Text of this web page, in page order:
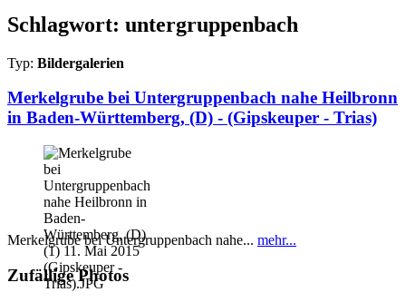
Schlagwort: untergruppenbach
Typ: Bildergalerien
Merkelgrube bei Untergruppenbach nahe Heilbronn
in Baden-Württemberg, (D) - (Gipskeuper - Trias)
Merkelgrube bei Untergruppenbach nahe... mehr...
Zufällige Photos